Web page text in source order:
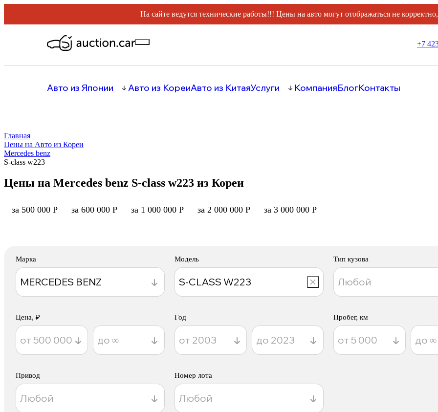
На сайте ведутся технические работы!!! Цены на авто могут отображаться не
+7
Авто из Японии Авто из КореиАвто из КитаяУслуги КомпанияБлогКонтакты
Главная
Цены на Авто из Кореи
Mercedes benz
S-class w223
Цены на Mercedes benz S-class w223 из Кореи
за 500 000 Р за 600 000 Р за 1 000 000 Р за 2 000 000 Р за 3 000 000 Р
Марка Модель Тип кузова
Цена, ₽ Год Пробег, км
Привод Номер лота